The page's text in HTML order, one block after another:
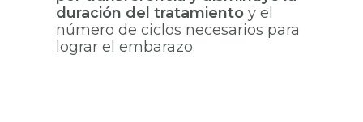
duración del tratamiento y el
número de ciclos necesarios para
lograr el embarazo.